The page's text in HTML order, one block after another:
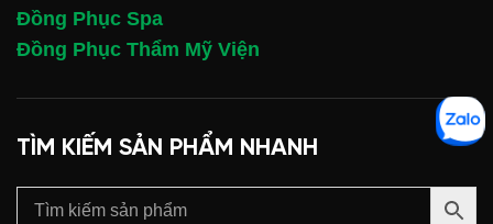
Đồng Phục Spa
Đồng Phục Thẩm Mỹ Viện
TÌM KIẾM SẢN PHẨM NHANH